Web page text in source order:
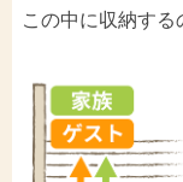
この中に収納する